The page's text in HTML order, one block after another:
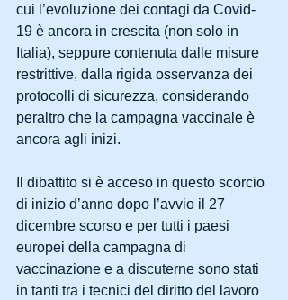
cui l’evoluzione dei contagi da Covid-
19 è ancora in crescita (non solo in
Italia), seppure contenuta dalle misure
restrittive, dalla rigida osservanza dei
protocolli di sicurezza, considerando
peraltro che la campagna vaccinale è
ancora agli inizi.
Il dibattito si è acceso in questo scorcio
di inizio d’anno dopo l’avvio il 27
dicembre scorso e per tutti i paesi
europei della campagna di
vaccinazione e a discuterne sono stati
in tanti tra i tecnici del diritto del lavoro